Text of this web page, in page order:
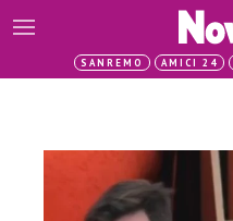
SANREMO AMICI 24